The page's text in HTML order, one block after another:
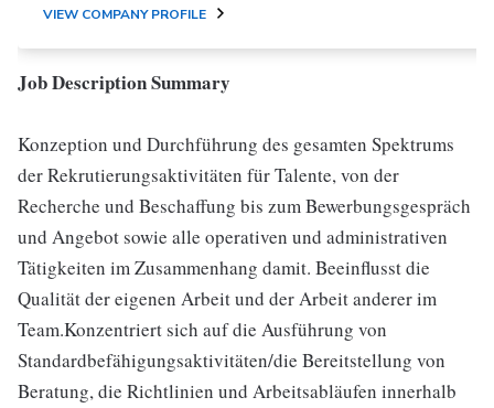
VIEW COMPANY PROFILE
Job Description Summary
Konzeption und Durchführung des gesamten Spektrums
der Rekrutierungsaktivitäten für Talente, von der
Recherche und Beschaffung bis zum Bewerbungsgespräch
und Angebot sowie alle operativen und administrativen
Tätigkeiten im Zusammenhang damit. Beeinflusst die
Qualität der eigenen Arbeit und der Arbeit anderer im
Team.Konzentriert sich auf die Ausführung von
Standardbefähigungsaktivitäten/die Bereitstellung von
Beratung, die Richtlinien und Arbeitsabläufen innerhalb